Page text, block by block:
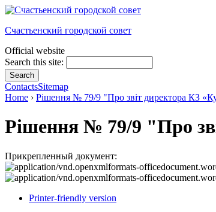
Счастьенский городской совет
Official website
Search this site:
ContactsSitemap
Home › Рішення № 79/9 "Про звіт директора КЗ
Рішення № 79/9 "Про
Прикрепленный документ:
Printer-friendly version